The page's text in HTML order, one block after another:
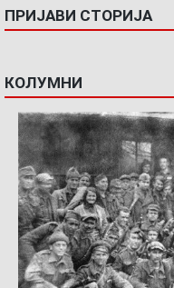
ПРИЈАВИ СТОРИЈА
КОЛУМНИ